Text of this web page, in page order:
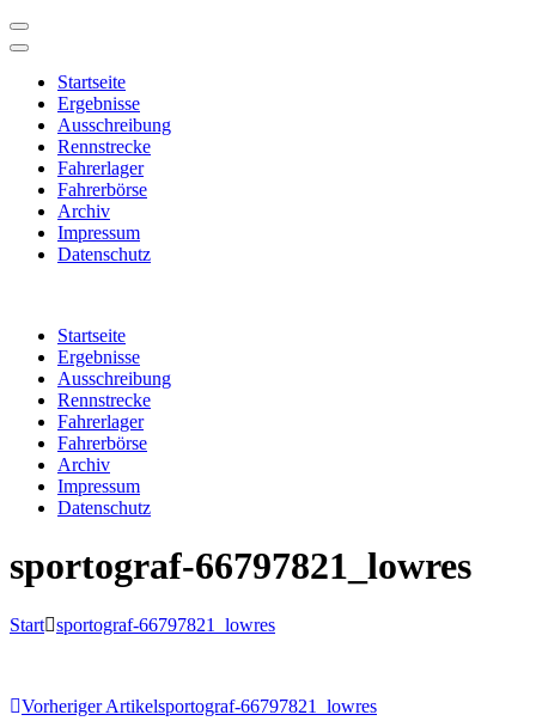
Startseite
Ergebnisse
Ausschreibung
Rennstrecke
Fahrerlager
Fahrerbörse
Archiv
Impressum
Datenschutz
springen
(Enter
drücken)
Startseite
Ergebnisse
Ausschreibung
Rennstrecke
Fahrerlager
Fahrerbörse
Archiv
Impressum
Datenschutz
sportograf-66797821_lowres
Start sportograf-66797821_lowres
Beitragsnavigation
Vorheriger Artikelsportograf-66797821_lowres